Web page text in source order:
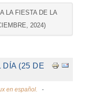
LA FIESTA DE LA
2024)
DÍA (25 DE
en español.